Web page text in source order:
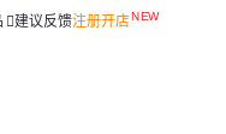
建议反馈注册开店